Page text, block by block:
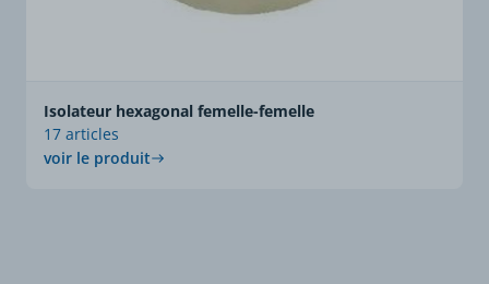
Isolateur hexagonal femelle-femelle
17 articles
voir le produit